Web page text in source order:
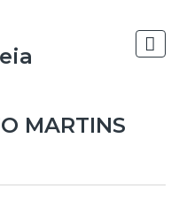
MARTINS